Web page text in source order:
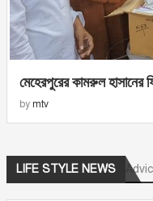
মেহেরপুরের কামরুল হাসানের
by mtv
LIFE STYLE NEWS